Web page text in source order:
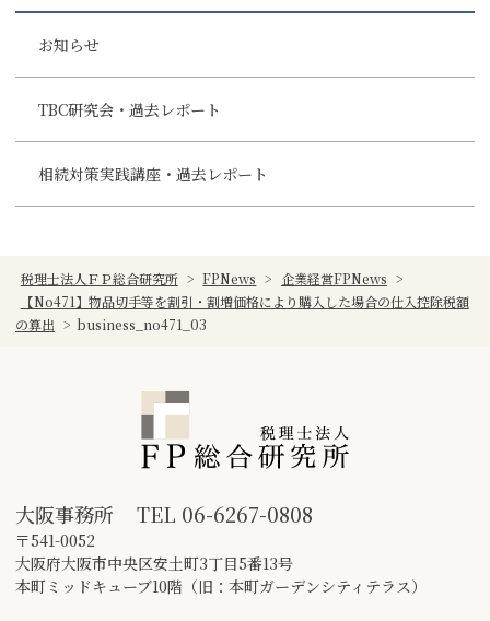
お知らせ
TBC研究会・過去レポート
相続対策実践講座・過去レポート
税理士法人ＦＰ総合研究所 > FPNews > 企業経営FPNews >
【No471】物品切手等を割引・割増価格により購入した場合の仕入控除税額
の算出 > business_no471_03
大阪事務所 TEL 06-6267-0808
〒541-0052
大阪府大阪市中央区安土町3丁目5番13号
本町ミッドキューブ10階（旧：本町ガーデンシティテラス）